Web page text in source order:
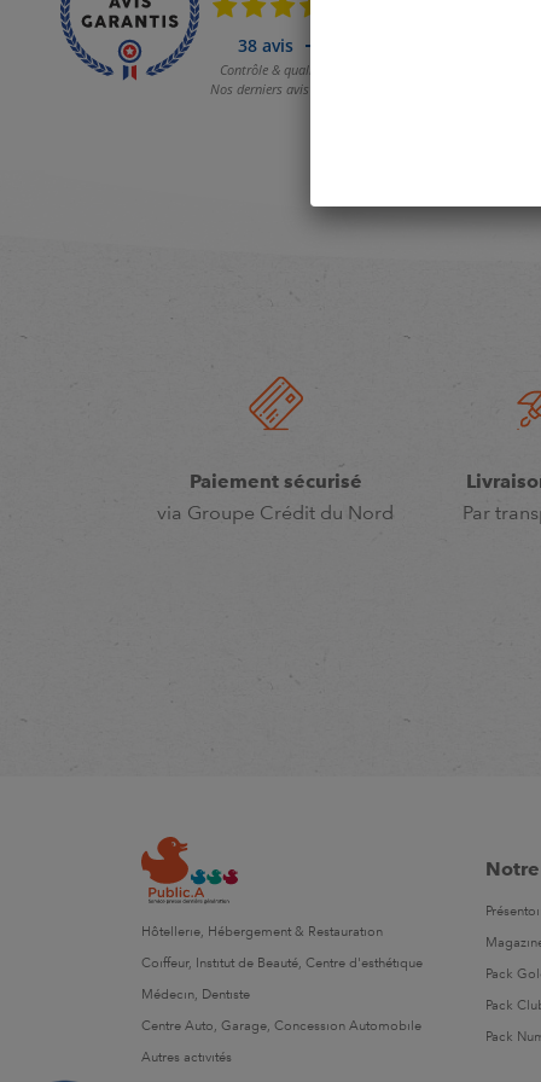
Paiement sécurisé
via Groupe Crédit du Nord
Par
Hôtellerie, Hébergement & Restauration
Coiffeur, Institut de Beauté, Centre d'esthétique
Médecin, Dentiste
Centre Auto, Garage, Concession Automobile
Autres activités
Pack
Pack
Pack